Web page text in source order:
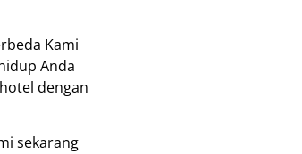
Kami
Anda
dengan
sekarang